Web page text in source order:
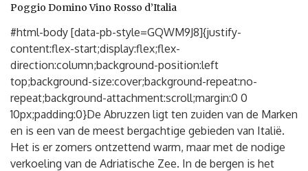
Poggio Domino Vino Rosso d’Italia
#html-body [data-pb-style=GQWM9J8]{justify-
content:flex-start;display:flex;flex-
direction:column;background-position:left
top;background-size:cover;background-repeat:no-
repeat;background-attachment:scroll;margin:0 0
10px;padding:0}De Abruzzen ligt ten zuiden van de Marken
en is een van de meest bergachtige gebieden van Italië.
Het is er zomers ontzettend warm, maar met de nodige
verkoeling van de Adriatische Zee. In de bergen is het